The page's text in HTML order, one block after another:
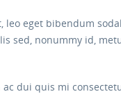
eget bibendum
sed, nonummy id,
dui quis mi